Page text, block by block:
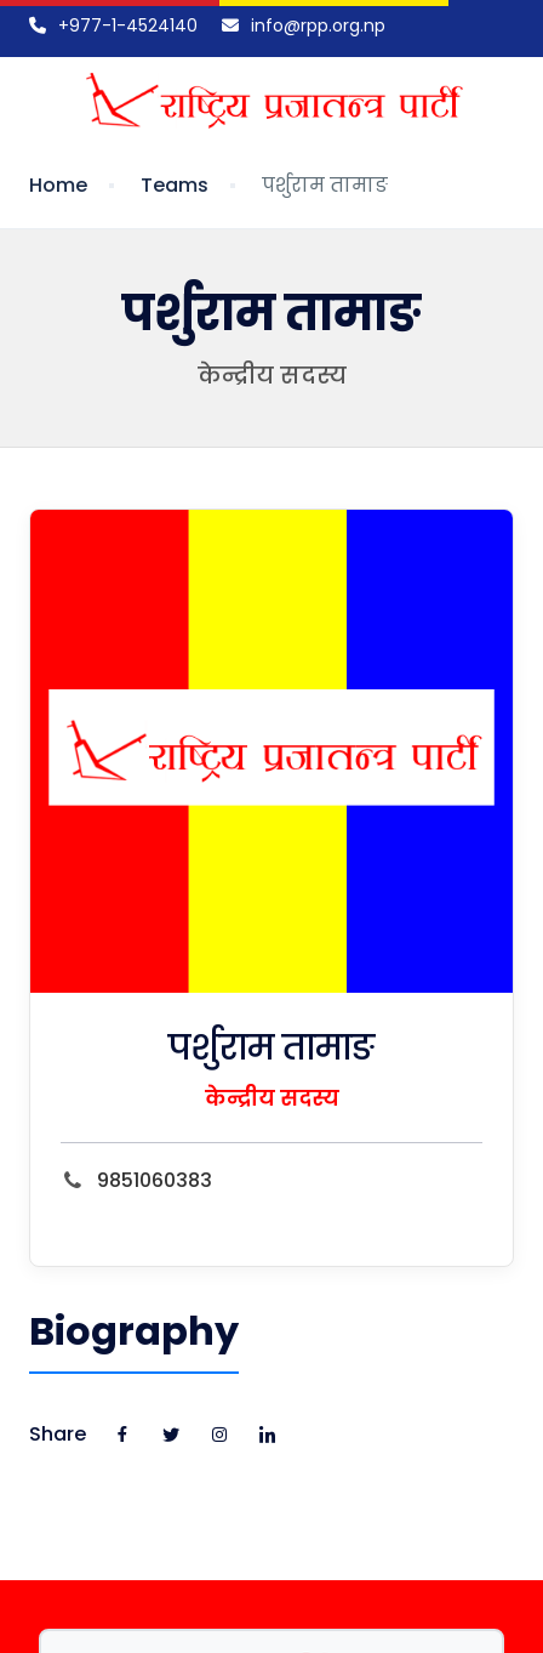
+977-1-4524140 info@rpp.org.np
Home Teams पर्शुराम तामाङ
पर्शुराम तामाङ
केन्द्रीय सदस्य
पर्शुराम तामाङ
केन्द्रीय सदस्य
9851060383
Biography
Share